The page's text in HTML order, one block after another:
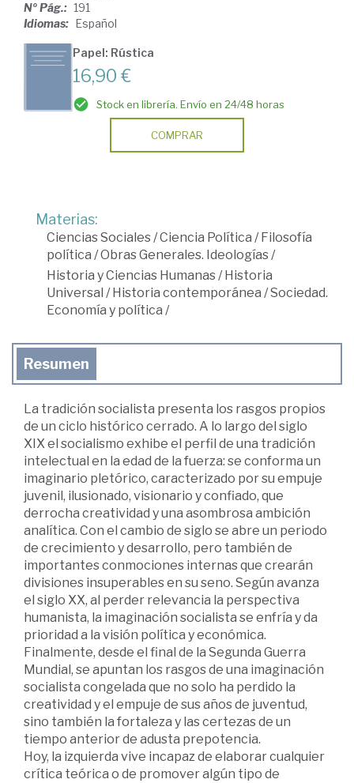
Nº Pág.: 191
Idiomas: Español
Papel: Rústica
16,90 €
Stock en librería. Envío en 24/48 horas
COMPRAR
Materias:
Ciencias Sociales/Ciencia Política / Filosofía
política /Obras Generales. Ideologías/
Historia y Ciencias Humanas/ Historia
Universal / Historia contemporánea /Sociedad.
Economía y política /
Resumen
La tradición socialista presenta los rasgos propios
de un ciclo histórico cerrado. A lo largo del siglo
XIX el socialismo exhibe el perfil de una tradición
intelectual en la edad de la fuerza: se conforma un
imaginario pletórico, caracterizado por su empuje
juvenil, ilusionado, visionario y confiado, que
derrocha creatividad y una asombrosa ambición
analítica. Con el cambio de siglo se abre un periodo
de crecimiento y desarrollo, pero también de
importantes conmociones internas que crearán
divisiones insuperables en su seno. Según avanza
el siglo XX, al perder relevancia la perspectiva
humanista, la imaginación socialista se enfría y da
prioridad a la visión política y económica.
Finalmente, desde el final de la Segunda Guerra
Mundial, se apuntan los rasgos de una imaginación
socialista congelada que no solo ha perdido la
creatividad y el empuje de sus años de juventud,
sino también la fortaleza y las certezas de un
tiempo anterior de adusta prepotencia.
Hoy, la izquierda vive incapaz de elaborar cualquier
crítica teórica o de promover algún tipo de